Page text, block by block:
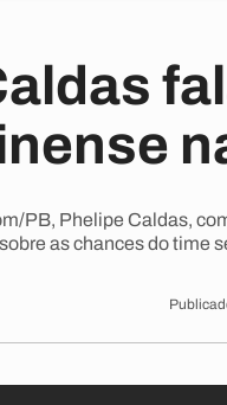
PB, Phelipe Caldas,
sobre as chances do time